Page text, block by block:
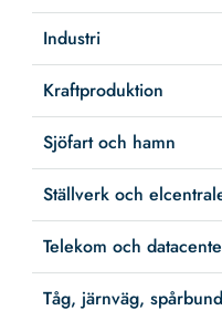
Industri
Kraftproduktion
Sjöfart och hamn
Ställverk och
Telekom och
Tåg, järnväg,